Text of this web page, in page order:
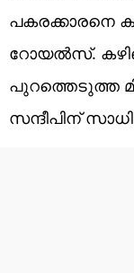
പകരക്കാരനെ
റോയല്‍സ്.
പുറത്തെടുത്ത
സന്ദീപിന്